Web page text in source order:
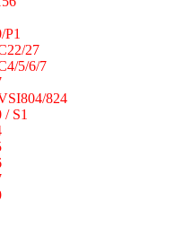
27
5/6/7
824
S1